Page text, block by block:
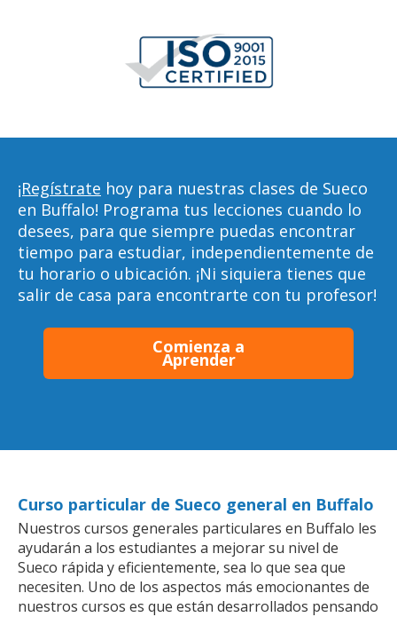
¡Regístrate hoy para nuestras clases de Sueco
en Buffalo! Programa tus lecciones cuando lo
desees, para que siempre puedas encontrar
tiempo para estudiar, independientemente de
tu horario o ubicación. ¡Ni siquiera tienes que
salir de casa para encontrarte con tu profesor!
Comienza a
Aprender
Curso particular de Sueco general en Buffalo
Nuestros cursos generales particulares en Buffalo les
ayudarán a los estudiantes a mejorar su nivel de
Sueco rápida y eficientemente, sea lo que sea que
necesiten. Uno de los aspectos más emocionantes de
nuestros cursos es que están desarrollados pensando